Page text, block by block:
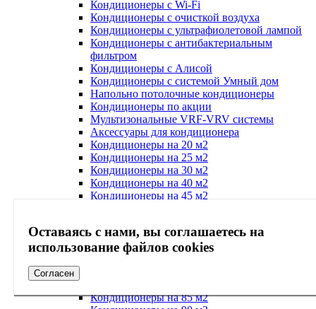
Оставаясь с нами, вы соглашаетесь на
использование файлов cookies
Согласен
Кондиционеры с Wi-Fi
Кондиционеры с очисткой воздуха
Кондиционеры с ультрафиолетовой лампой
Кондиционеры с антибактериальным
фильтром
Кондиционеры с Алисой
Кондиционеры с системой Умный дом
Напольно потолочные кондиционеры
Кондиционеры по акции
Мультизональные VRF-VRV системы
Аксессуары для кондиционера
Кондиционеры на 20 м2
Кондиционеры на 25 м2
Кондиционеры на 30 м2
Кондиционеры на 40 м2
Кондиционеры на 45 м2
Кондиционеры на 60 м2
Кондиционеры на 65 м2
Кондиционеры на 85 м2